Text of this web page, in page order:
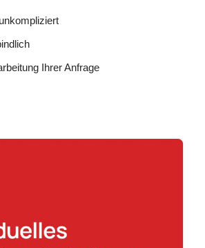
Ihrer Anfrage